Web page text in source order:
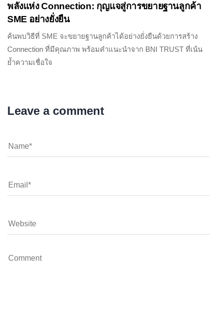
พลังแห่ง Connection: กุญแจสู่การขยายฐานลูกค้า
SME อย่างยั่งยืน
ค้นพบวิธีที่ SME จะขยายฐานลูกค้าได้อย่างยั่งยืนด้วยการสร้าง
Connection ที่มีคุณภาพ พร้อมคำแนะนำจาก BNI TRUST ที่เน้น
ย้ำความเชื่อใจ
Leave a comment